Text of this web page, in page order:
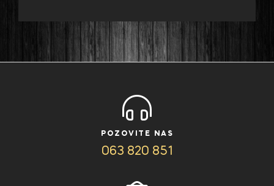
POZOVITE NAS
063 820 851